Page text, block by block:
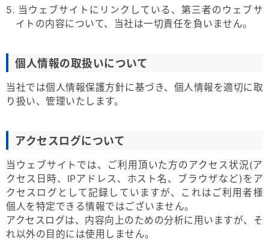
5. 当ウェブサイトにリンクしている、第三者のウェブサ
イトの内容について、当社は一切責任を負いません。
個人情報の取扱いについて
当社では個人情報保護方針に基づき、個人情報を適切に取
り扱い、管理いたします。
アクセスログについて
当ウェブサイトでは、ご利用頂いた方のアクセス状況(ア
クセス日時、IPアドレス、ホスト名、ブラウザなど)をア
クセスログとして記録していますが、これはご利用者様
個人を特定できる情報ではございません。
アクセスログは、内容向上のための分析に用いますが、そ
れ以外の目的には使用しません。